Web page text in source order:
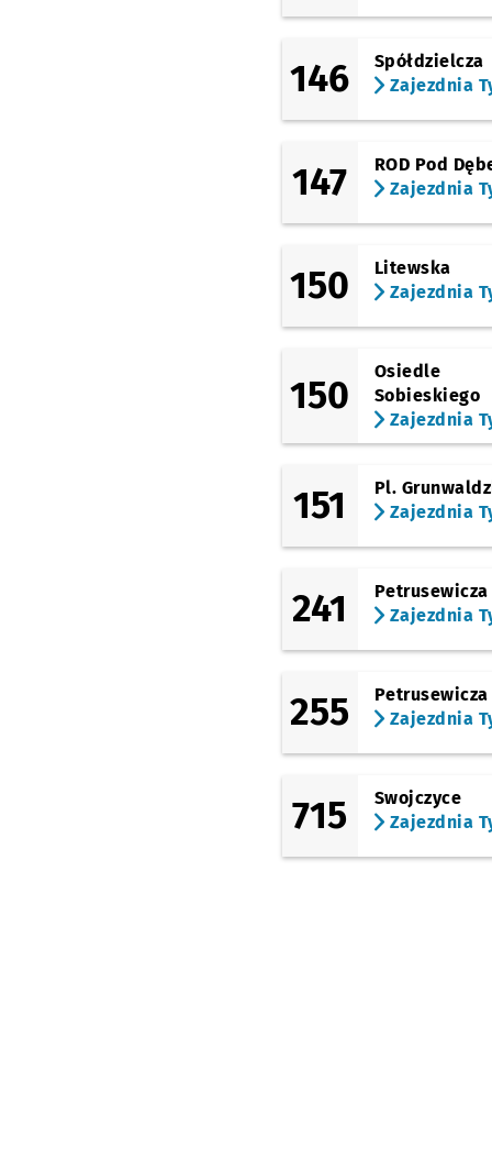
(Opolska)
Sosnowiecka
Brochowska
(Tyska)
146
Spółdzielcza
Zajezdnia
147
ROD Pod
Zajezdnia
150
Litewska
Zajezdnia
150
Osiedle
Sobieskiego
Zajezdnia
151
Pl.
Zajezdnia
241
Petrusewicza
Zajezdnia
255
Petrusewicza
Zajezdnia
715
Swojczyce
Zajezdnia